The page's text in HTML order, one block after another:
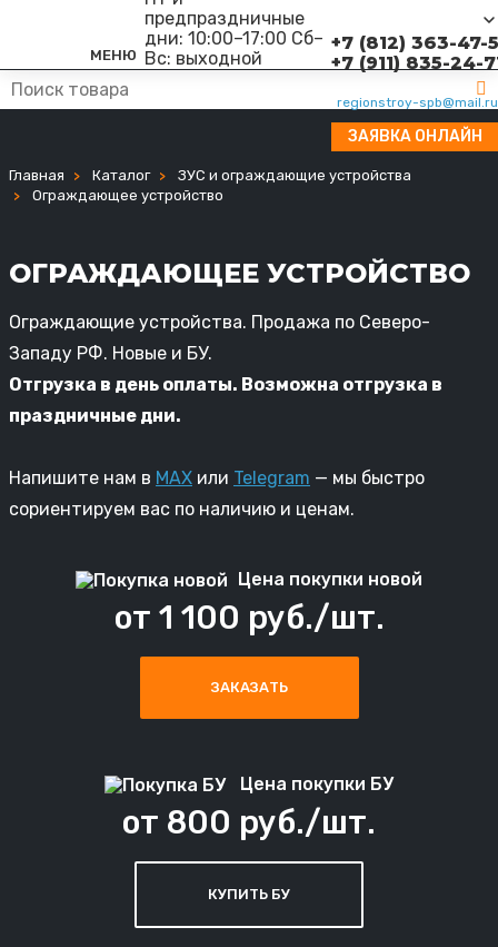
МЕНЮ
предпраздничные
дни: 10:00–17:00 Сб–
Вс: выходной
+7 (812) 363-47-
+7 (911) 835-24-
regionstroy-spb@mail.ru
ЗАЯВКА ОНЛАЙН
Главная Каталог
ЗУС и ограждающие устройства
Ограждающее устройство
ОГРАЖДАЮЩЕЕ УСТРОЙСТВО
Ограждающие устройства. Продажа по Северо-
Западу РФ. Новые и БУ.
Отгрузка в день оплаты. Возможна отгрузка в
праздничные дни.
Напишите нам в MAX или Telegram — мы быстро
сориентируем вас по наличию и ценам.
Цена покупки новой
от 1 100 руб./шт.
ЗАКАЗАТЬ
Цена покупки БУ
от 800 руб./шт.
КУПИТЬ БУ